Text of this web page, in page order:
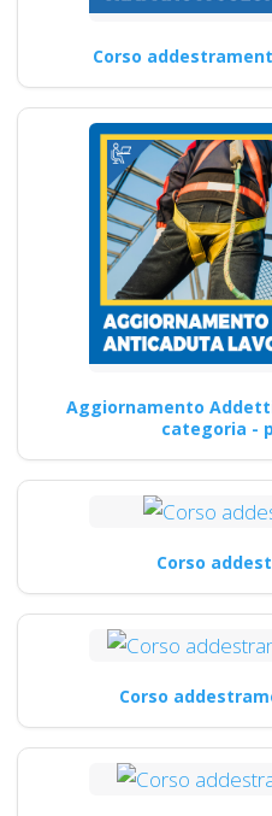
Corso
Aggiornamento
categoria -
Corso
Corso